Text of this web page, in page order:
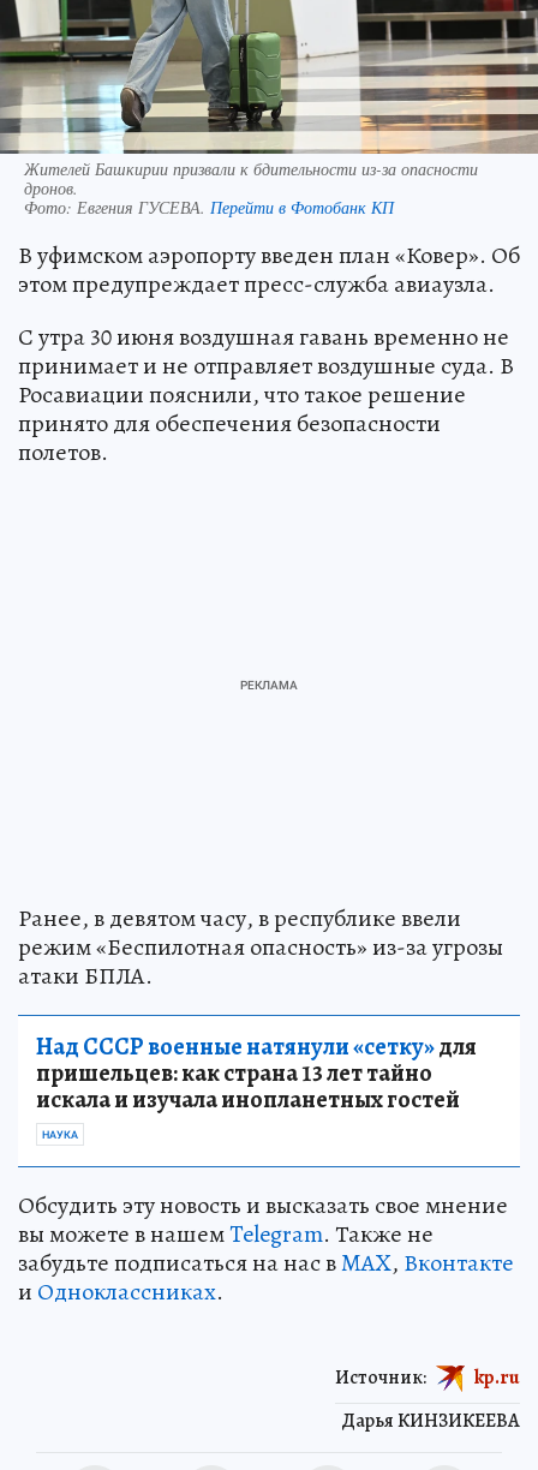
Жителей Башкирии призвали к бдительности из-за опасности
дронов.
Фото: Евгения ГУСЕВА. Перейти в Фотобанк КП
В уфимском аэропорту введен план «Ковер». Об
этом предупреждает пресс-служба авиаузла.
С утра 30 июня воздушная гавань временно не
принимает и не отправляет воздушные суда. В
Росавиации пояснили, что такое решение
принято для обеспечения безопасности
полетов.
Ранее, в девятом часу, в республике ввели
режим «Беспилотная опасность» из-за угрозы
атаки БПЛА.
Над СССР военные натянули «сетку»для
пришельцев: как страна 13 лет тайно
искала и изучала инопланетных гостей
НАУКА
Обсудить эту новость и высказать свое мнение
вы можете в нашемTelegram. Также не
забудьте подписаться на нас вMAX, Вконтакте
и Одноклассниках.
Дарья КИНЗИКЕЕВА
Источник: kp.ru